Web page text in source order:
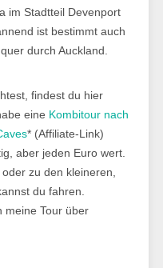
im Stadtteil Devenport
ist bestimmt auch
durch Auckland.
findest du hier
eine Kombitour nach
* (Affiliate-Link)
aber jeden Euro wert.
zu den kleineren,
du fahren.
meine Tour über